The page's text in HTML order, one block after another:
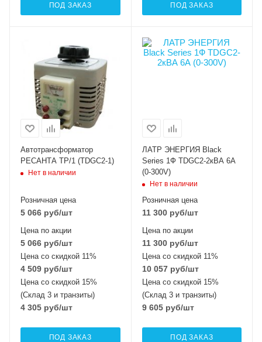
ПОД ЗАКАЗ ПОД ЗАКАЗ
Автотрансформатор
РЕСАНТА ТР/1 (TDGC2-1)
Нет в наличии
Розничная цена
5 066 руб/шт
Цена по акции
5 066 руб/шт
Цена со скидкой 11%
4 509 руб/шт
Цена со скидкой 15%
(Склад 3 и транзиты)
4 305 руб/шт
ПОД ЗАКАЗ
ЛАТР ЭНЕРГИЯ Black
Series 1Ф TDGC2-2кВА 6А
(0-300V)
Нет в наличии
Розничная цена
11 300руб/шт
Цена по акции
11 300руб/шт
Цена со скидкой 11%
10 057руб/шт
Цена со скидкой 15%
(Склад 3 и транзиты)
9 605руб/шт
ПОД ЗАКАЗ